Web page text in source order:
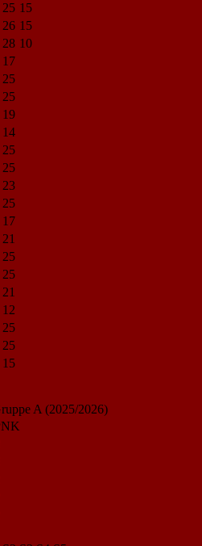
25 15
26 15
28 10
17
25
25
19
14
25
25
23
25
17
21
25
25
21
12
25
25
15
A (2025/2026)